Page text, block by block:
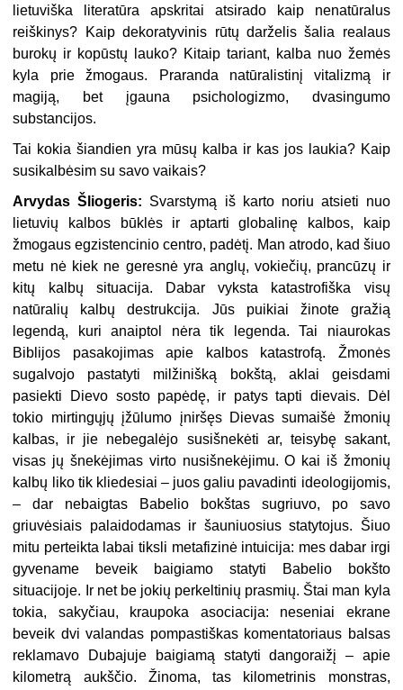
lietuviška literatūra apskritai atsirado kaip nenatūralus
reiškinys? Kaip dekoratyvinis rūtų darželis šalia realaus
burokų ir kopūstų lauko? Kitaip tariant, kalba nuo žemės
kyla prie žmogaus. Praranda natūralistinį vitalizmą ir
magiją, bet įgauna psichologizmo, dvasingumo
substancijos.
Tai kokia šiandien yra mūsų kalba ir kas jos laukia? Kaip
susikalbėsim su savo vaikais?
Arvydas Šliogeris: Svarstymą iš karto noriu atsieti nuo
lietuvių kalbos būklės ir aptarti globalinę kalbos, kaip
žmogaus egzistencinio centro, padėtį. Man atrodo, kad šiuo
metu nė kiek ne geresnė yra anglų, vokiečių, prancūzų ir
kitų kalbų situacija. Dabar vyksta katastrofiška visų
natūralių kalbų destrukcija. Jūs puikiai žinote gražią
legendą, kuri anaiptol nėra tik legenda. Tai niaurokas
Biblijos pasakojimas apie kalbos katastrofą. Žmonės
sugalvojo pastatyti milžinišką bokštą, aklai geisdami
pasiekti Dievo sosto papėdę, ir patys tapti dievais. Dėl
tokio mirtingųjų įžūlumo įniršęs Dievas sumaišė žmonių
kalbas, ir jie nebegalėjo susišnekėti ar, teisybę sakant,
visas jų šnekėjimas virto nusišnekėjimu. O kai iš žmonių
kalbų liko tik kliedesiai – juos galiu pavadinti ideologijomis,
– dar nebaigtas Babelio bokštas sugriuvo, po savo
griuvėsiais palaidodamas ir šauniuosius statytojus. Šiuo
mitu perteikta labai tiksli metafizinė intuicija: mes dabar irgi
gyvename beveik baigiamo statyti Babelio bokšto
situacijoje. Ir net be jokių perkeltinių prasmių. Štai man kyla
tokia, sakyčiau, kraupoka asociacija: neseniai ekrane
beveik dvi valandas pompastiškas komentatoriaus balsas
reklamavo Dubajuje baigiamą statyti dangoraižį – apie
kilometrą aukščio. Žinoma, tas kilometrinis monstras,